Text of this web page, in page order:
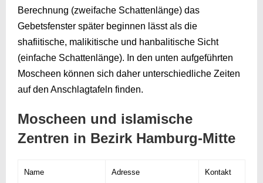
Berechnung (zweifache Schattenlänge) das
Gebetsfenster später beginnen lässt als die
shafiitische, malikitische und hanbalitische Sicht
(einfache Schattenlänge). In den unten aufgeführten
Moscheen können sich daher unterschiedliche Zeiten
auf den Anschlagtafeln finden.
Moscheen und islamische
Zentren in Bezirk Hamburg-Mitte
Name Adresse Kontakt